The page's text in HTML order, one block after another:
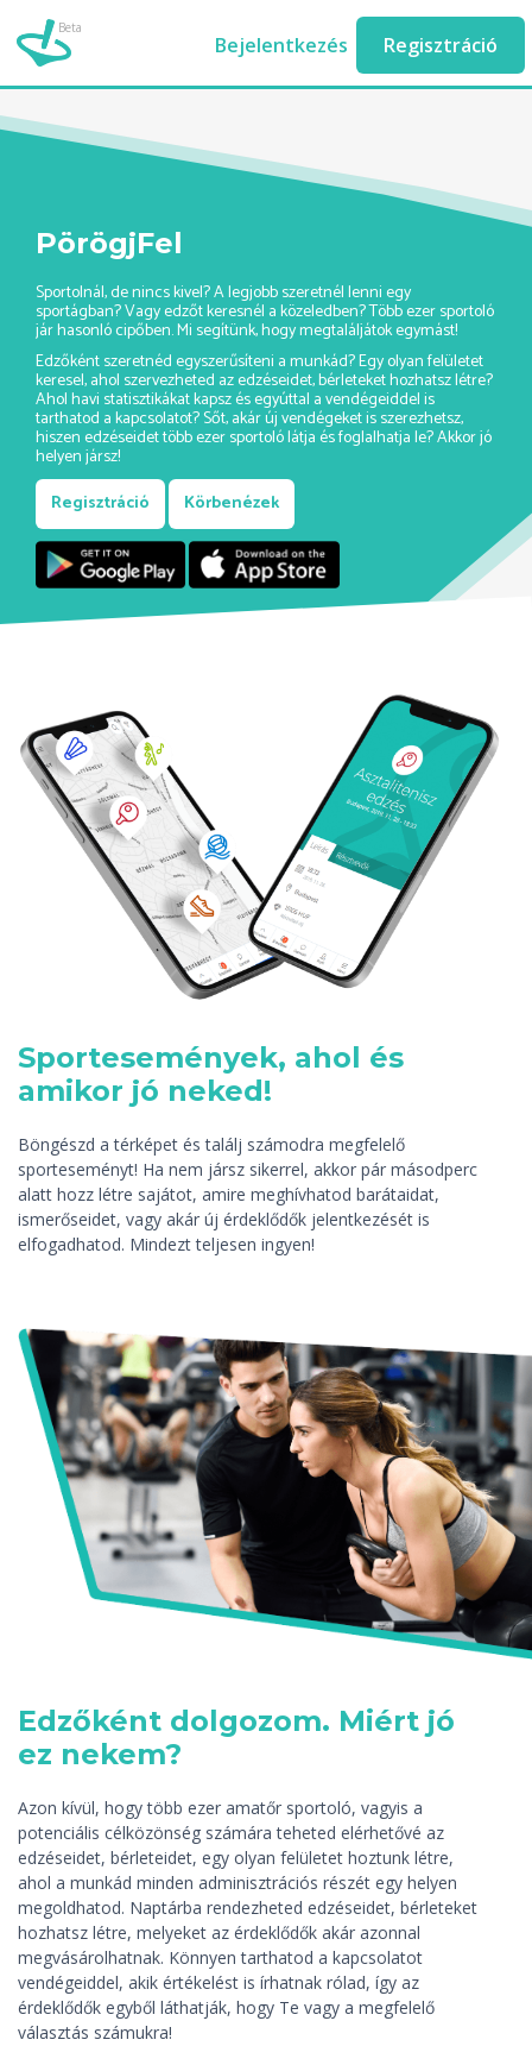
Beta
Bejelentkezés Regisztráció
poker-verseny-ashburn//
PörögjFel
Sportolnál, de nincs kivel? A legjobb szeretnél lenni egy
sportágban? Vagy edzőt keresnél a közeledben? Több ezer sportoló
jár hasonló cipőben. Mi segítünk, hogy megtaláljátok egymást!
Edzőként szeretnéd egyszerűsíteni a munkád? Egy olyan felületet
keresel, ahol szervezheted az edzéseidet, bérleteket hozhatsz létre?
Ahol havi statisztikákat kapsz és egyúttal a vendégeiddel is
tarthatod a kapcsolatot? Sőt, akár új vendégeket is szerezhetsz,
hiszen edzéseidet több ezer sportoló látja és foglalhatja le? Akkor jó
helyen jársz!
Regisztráció
Körbenézek
Sportesemények, ahol és
amikor jó neked!
Böngészd a térképet és találj számodra megfelelő
sporteseményt! Ha nem jársz sikerrel, akkor pár másodperc
alatt hozz létre sajátot, amire meghívhatod barátaidat,
ismerőseidet, vagy akár új érdeklődők jelentkezését is
elfogadhatod. Mindezt teljesen ingyen!
Edzőként dolgozom. Miért jó
ez nekem?
Azon kívül, hogy több ezer amatőr sportoló, vagyis a
potenciális célközönség számára teheted elérhetővé az
edzéseidet, bérleteidet, egy olyan felületet hoztunk létre,
ahol a munkád minden adminisztrációs részét egy helyen
megoldhatod. Naptárba rendezheted edzéseidet, bérleteket
hozhatsz létre, melyeket az érdeklődők akár azonnal
megvásárolhatnak. Könnyen tarthatod a kapcsolatot
vendégeiddel, akik értékelést is írhatnak rólad, így az
érdeklődők egyből láthatják, hogy Te vagy a megfelelő
választás számukra!